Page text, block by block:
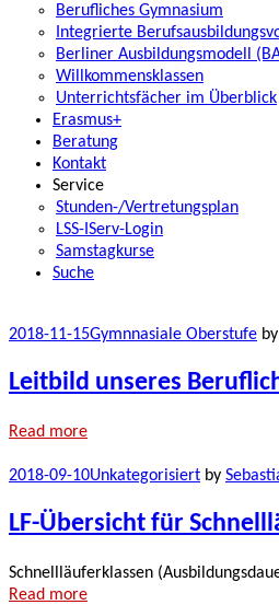
Berufliches Gymnasium
Integrierte
Berliner Ausbildungsmodell
Willkommensklassen
Unterrichtsfächer im Überblick
Erasmus+
Beratung
Kontakt
Service
Stunden-/Vertretungsplan
LSS-IServ-Login
Samstagkurse
Suche
2018-11-15Gymnnasiale Oberstufe by
Leitbild unseres
Read more
2018-09-10Unkategorisiert by
LF-Übersicht für
Schnellläuferklassen
Read more